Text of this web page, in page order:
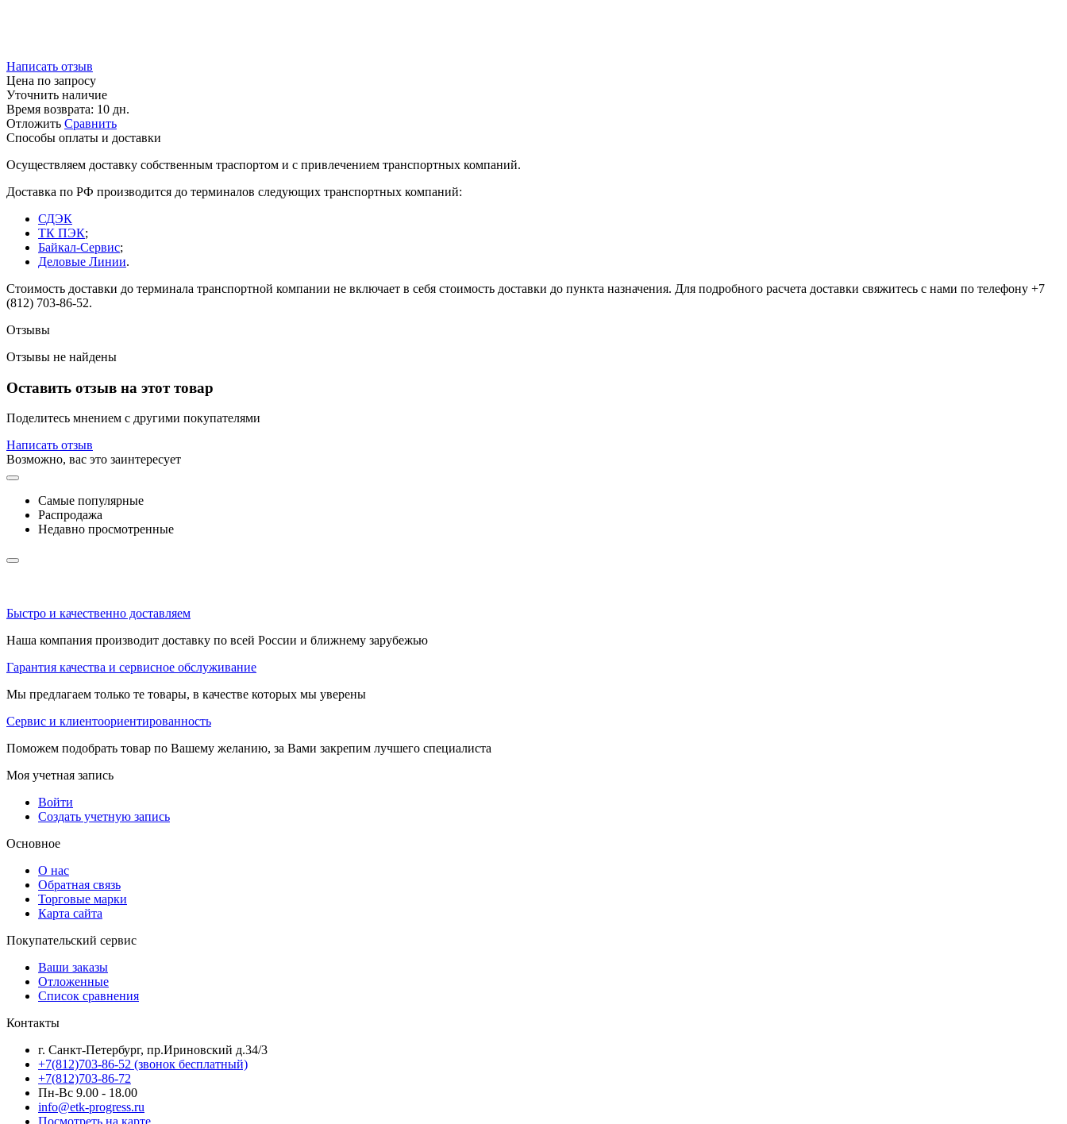
Написать отзыв
Цена по запросу
Уточнить наличие
Время возврата: 10 дн.
Отложить Сравнить
Способы оплаты и доставки
Осуществляем доставку собственным траспортом и с привлечением транспортных компаний.
Доставка по РФ производится до терминалов следующих транспортных компаний:
СДЭК
ТК ПЭК;
Байкал-Сервис;
Деловые Линии.
Стоимость доставки до терминала транспортной компании не включает в себя стоимость доставки до пункта назначения. Для подробного расчета доставки свяжитесь с нами по телефону +7
(812) 703-86-52.
Отзывы
Отзывы не найдены
Оставить отзыв на этот товар
Поделитесь мнением с другими покупателями
Написать отзыв
Возможно, вас это заинтересует
Самые популярные
Распродажа
Недавно просмотренные
Быстро и качественно доставляем
Наша компания производит доставку по всей России и ближнему зарубежью
Гарантия качества и сервисное обслуживание
Мы предлагаем только те товары, в качестве которых мы уверены
Сервис и клиентоориентированность
Поможем подобрать товар по Вашему желанию, за Вами закрепим лучшего специалиста
Моя учетная запись
Войти
Создать учетную запись
Основное
О нас
Обратная связь
Торговые марки
Карта сайта
Покупательский сервис
Ваши заказы
Отложенные
Список сравнения
Контакты
г. Санкт-Петербург, пр.Ириновский д.34/3
+7(812)703-86-52 (звонок бесплатный)
+7(812)703-86-72
Пн-Вс 9.00 - 18.00
info@etk-progress.ru